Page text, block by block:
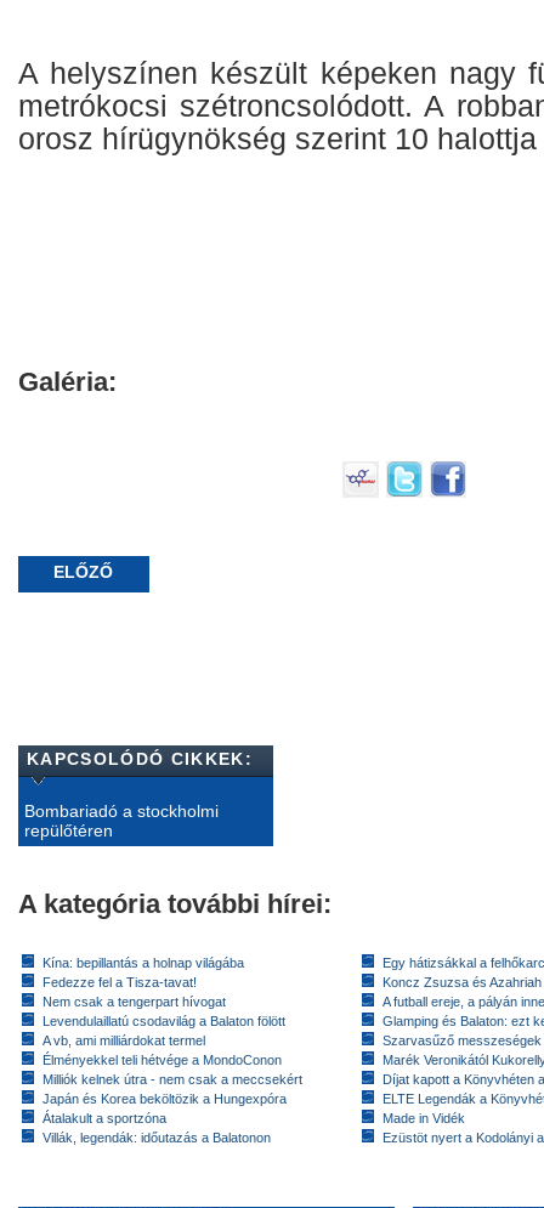
A helyszínen készült képeken nagy
metrókocsi szétroncsolódott. A
orosz hírügynökség szerint 10 halottja
Galéria:
ELŐZŐ
KAPCSOLÓDÓ CIKKEK:
Bombariadó a stockholmi
repülőtéren
A kategória további hírei:
Kína: bepillantás a holnap világába
Fedezze fel a Tisza-tavat!
Nem csak a tengerpart hívogat
Levendulaillatú csodavilág a Balaton fölött
A vb, ami milliárdokat termel
Élményekkel teli hétvége a MondoConon
Milliók kelnek útra - nem csak a meccsekért
Japán és Korea beköltözik a Hungexpóra
Átalakult a sportzóna
Villák, legendák: időutazás a Balatonon
Egy hátizsákkal a
Koncz Zsuzsa és
A futball ereje, a pályán
Glamping és Balaton: ezt
Szarvasűző messzeségek
Marék Veronikától
Díjat kapott a Könyvhéten
ELTE Legendák a
Made in Vidék
Ezüstöt nyert a Kodolányi